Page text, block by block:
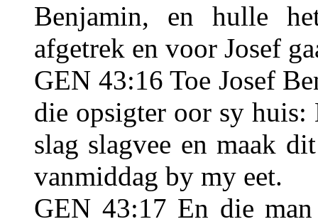
Benjamin, en hulle
afgetrek en voor Josef
GEN 43:16 Toe Josef
die opsigter oor sy
slag slagvee en maak
vanmiddag by my eet.
GEN 43:17 En die man